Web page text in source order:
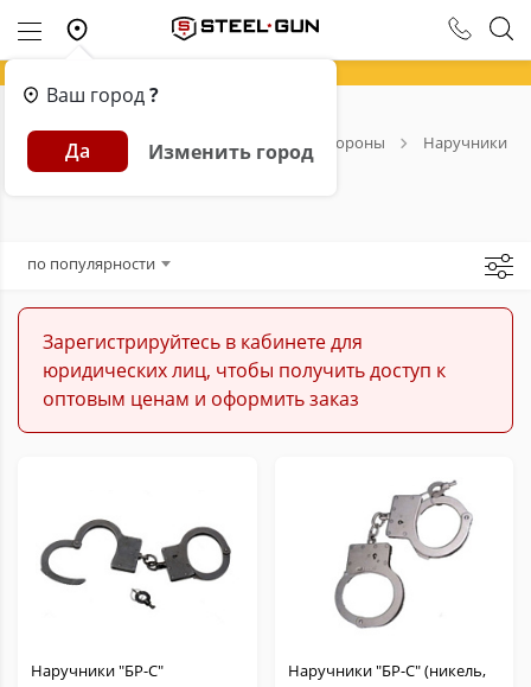
Ваш город?
Да Изменить город
Главная Каталог Средства самообороны Наручники
Наручники
по популярности
Зарегистрируйтесь в кабинете для
юридических лиц, чтобы получить доступ к
оптовым ценам и оформить заказ
Наручники "БР-С"
Наручники "БР-С" (никель,